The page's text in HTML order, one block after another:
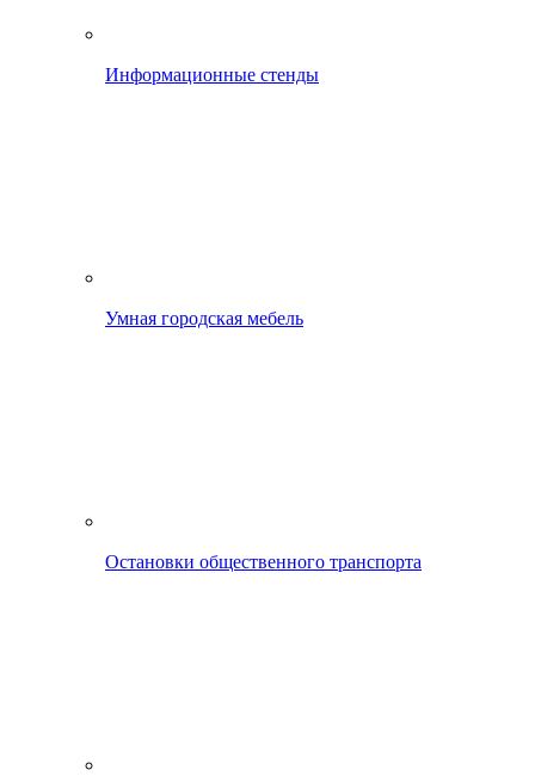
Информационные стенды
Умная городская мебель
Остановки общественного транспорта